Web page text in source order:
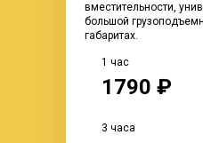
вместительности,
большой
габаритах.
1790 ₽
3 часа
1 час